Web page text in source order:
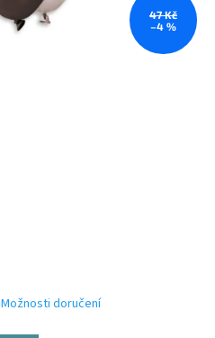
47 Kč
–4 %
Možnosti doručení